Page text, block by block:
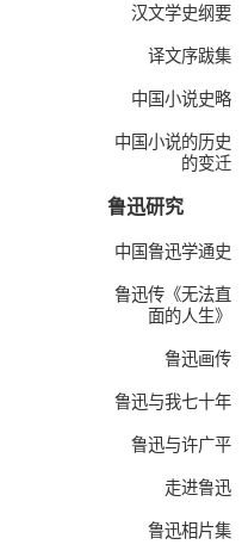
汉文学史纲要
译文序跋集
中国小说史略
中国小说的历史
的变迁
鲁迅研究
中国鲁迅学通史
鲁迅传《无法直
面的人生》
鲁迅画传
鲁迅与我七十年
鲁迅与许广平
走进鲁迅
鲁迅相片集